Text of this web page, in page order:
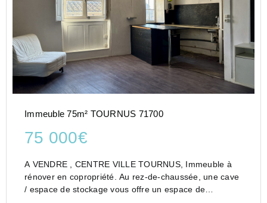
Immeuble 75m² TOURNUS 71700
75 000€
A VENDRE , CENTRE VILLE TOURNUS, Immeuble à
rénover en copropriété. Au rez-de-chaussée, une cave
/ espace de stockage vous offre un espace de